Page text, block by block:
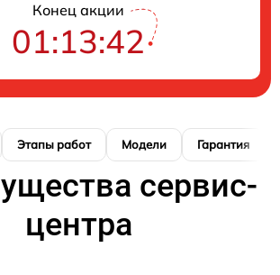
Конец акции
01:13:41
Этапы работ Модели Гарантия
сервис-
центра